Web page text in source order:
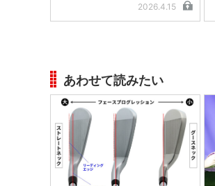
2026.4.15
あわせて読みたい